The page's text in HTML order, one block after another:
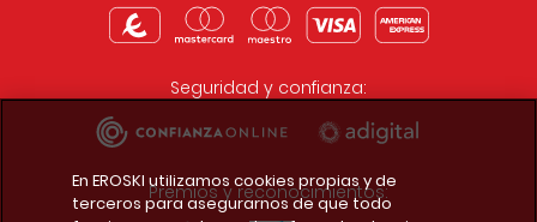
Seguridad y confianza:
Premios y reconocimientos:
En EROSKI utilizamos cookies propias y de
terceros para asegurarnos de que todo